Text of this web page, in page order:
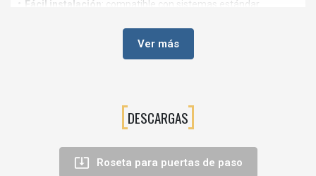
Fácil instalación
: compatible con sistemas estándar
Puertas de baño y aseo
Viviendas con estilo clásico o elegante
Ver más
DESCARGAS
 Roseta para puertas de paso